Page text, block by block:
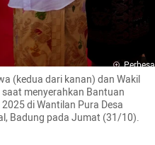
(kedua dari kanan) dan Wakil
menyerahkan Bantuan
di Wantilan Pura Desa
Badung pada Jumat (31/10).